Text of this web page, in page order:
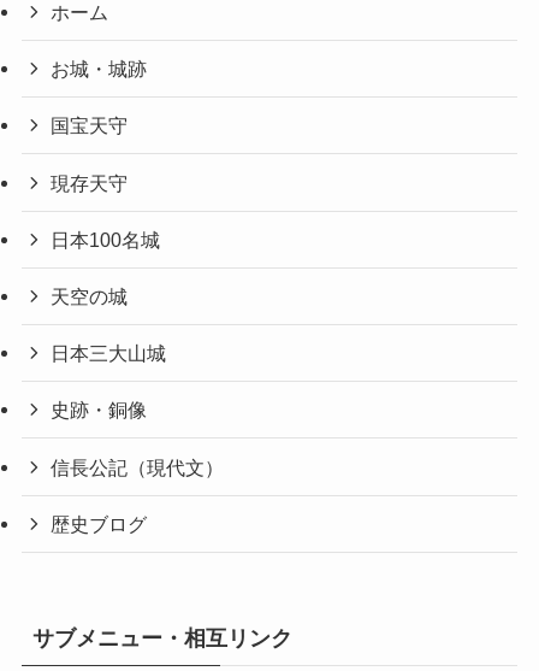
ホーム
お城・城跡
国宝天守
現存天守
日本100名城
天空の城
日本三大山城
史跡・銅像
信長公記（現代文）
歴史ブログ
サブメニュー・相互リンク